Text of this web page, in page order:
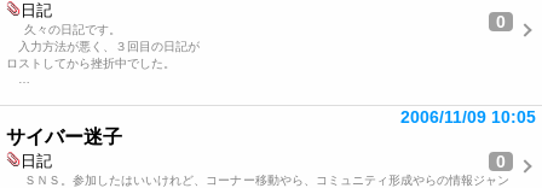
日記
0
久々の日記です。
入力方法が悪く、３回目の日記が
ロストしてから挫折中でした。
サイバー迷子
2006/11/09 10:05
日記 0
ＳＮＳ。参加したはいいけれど、コーナー移動やら、コミュニティ形成やらの情報ジャン